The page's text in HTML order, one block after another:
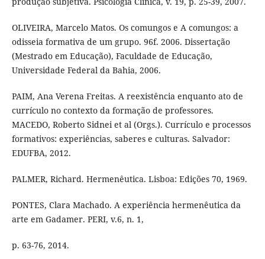
OLIVEIRA, Marcelo Matos. Os comungos e A comungos: a
odisseia formativa de um grupo. 96f. 2006. Dissertação
(Mestrado em Educação), Faculdade de Educação,
Universidade Federal da Bahia, 2006.
PAIM, Ana Verena Freitas. A reexistência enquanto ato de
currículo no contexto da formação de professores.
MACEDO, Roberto Sidnei et al (Orgs.). Currículo e processos
formativos: experiências, saberes e culturas. Salvador:
EDUFBA, 2012.
PALMER, Richard. Hermenêutica. Lisboa: Edições 70, 1969.
PONTES, Clara Machado. A experiência hermenêutica da
arte em Gadamer. PERI, v.6, n. 1,
p. 63-76, 2014.